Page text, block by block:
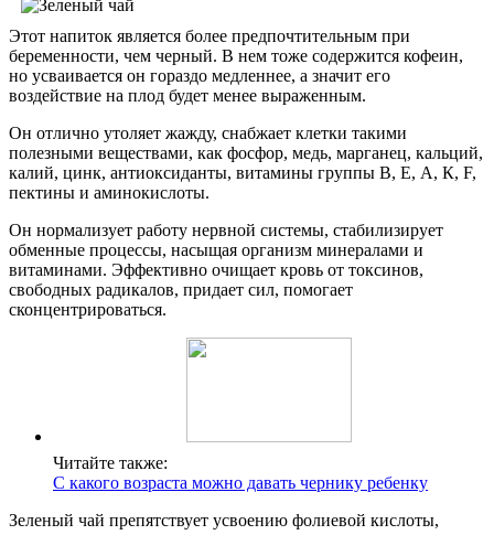
Этот напиток является более предпочтительным при
беременности, чем черный. В нем тоже содержится кофеин,
но усваивается он гораздо медленнее, а значит его
воздействие на плод будет менее выраженным.
Он отлично утоляет жажду, снабжает клетки такими
полезными веществами, как фосфор, медь, марганец, кальций,
калий, цинк, антиоксиданты, витамины группы В, Е, А, К, F,
пектины и аминокислоты.
Он нормализует работу нервной системы, стабилизирует
обменные процессы, насыщая организм минералами и
витаминами. Эффективно очищает кровь от токсинов,
свободных радикалов, придает сил, помогает
сконцентрироваться.
Читайте также:
С какого возраста можно давать чернику ребенку
Зеленый чай препятствует усвоению фолиевой кислоты,